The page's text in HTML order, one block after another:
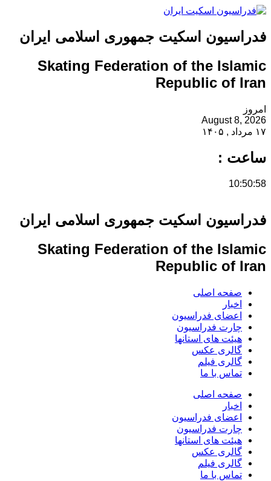
فدراسیون اسکیت جمهوری اسلامی ایران
Skating Federation of the Islamic
Republic of Iran
امروز
August 8, 2026
۱۷ مرداد , ۱۴۰۵
ساعت :
10:50:58
فدراسیون اسکیت جمهوری اسلامی ایران
Skating Federation of the Islamic
Republic of Iran
صفحه اصلی
اخبار
اعضای فدراسیون
چارت فدراسیون
هیئت های استانها
گالری عکس
گالری فیلم
تماس با ما
صفحه اصلی
اخبار
اعضای فدراسیون
چارت فدراسیون
هیئت های استانها
گالری عکس
گالری فیلم
تماس با ما